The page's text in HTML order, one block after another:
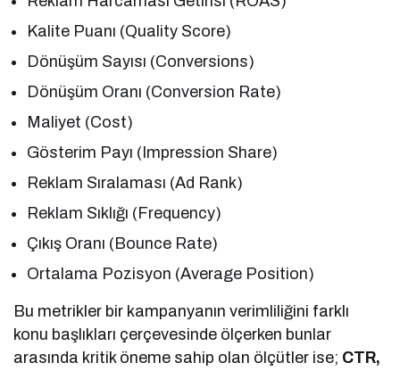
Kalite Puanı (Quality Score)
Dönüşüm Sayısı (Conversions)
Dönüşüm Oranı (Conversion Rate)
Maliyet (Cost)
Gösterim Payı (Impression Share)
Reklam Sıralaması (Ad Rank)
Reklam Sıklığı (Frequency)
Çıkış Oranı (Bounce Rate)
Ortalama Pozisyon (Average Position)
Bu metrikler bir kampanyanın verimliliğini farklı
konu başlıkları çerçevesinde ölçerken bunlar
arasında kritik öneme sahip olan ölçütler ise; CTR,